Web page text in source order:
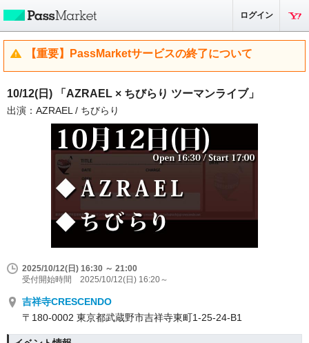
ログイン
【重要】PassMarketサービスの終了について
10/12(日) 「AZRAEL × ちびらり ツーマンライブ」
出演：AZRAEL / ちびらり
2025/10/12(日) 16:30 ～ 21:00
受付開始時間 2025/10/12(日) 16:20～
吉祥寺CRESCENDO
〒180-0002 東京都武蔵野市吉祥寺東町1-25-24-B1